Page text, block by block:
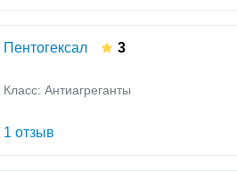
Пентогексал 3
Класс: Антиагреганты
1 отзыв